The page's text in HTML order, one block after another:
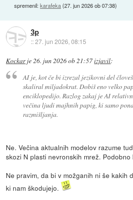
spremenil:karafeka(27. jun 2026 ob 07:38)
3p
::27. jun 2026, 08:15
Kockarje26. jun 2026 ob 21:57izjavil:
AI je, kot če bi izrezal jezikovni del
skaliral miljadokrat. Dobiš eno velko
enciklopedijo. Razlog zakaj je AI
večina ljudi majhnih papig, ki samo
razmišljanja.
Ne. Večina aktualnih modelov razume
skozi N plasti nevronskih mrež.
Ne pravim, da bi v možganih ni še kakih
ki nam škodujejo.